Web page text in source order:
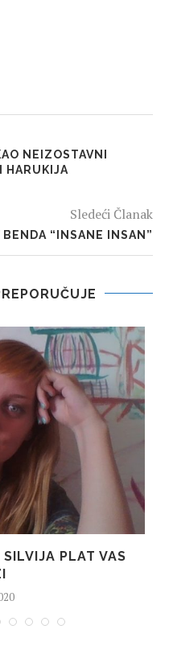
NEIZOSTAVNI
HARUKIJA
Sledeći Članak
“INSANE INSAN”
PLAT VAS